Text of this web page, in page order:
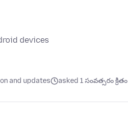
devices
and updates asked 1 సంవత్సరం క్రితం